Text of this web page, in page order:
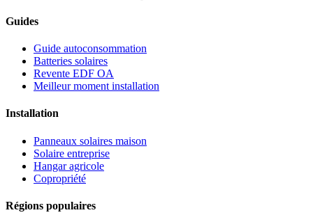
Guides
Guide autoconsommation
Batteries solaires
Revente EDF OA
Meilleur moment installation
Installation
Panneaux solaires maison
Solaire entreprise
Hangar agricole
Copropriété
Régions populaires